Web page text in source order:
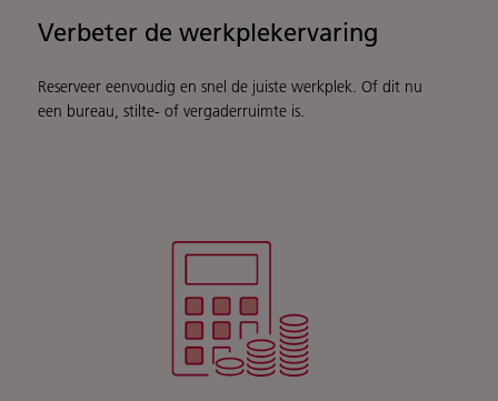
Verbeter de werkplekervaring
Reserveer eenvoudig en snel de juiste werkplek. Of dit nu
een bureau, stilte- of vergaderruimte is.